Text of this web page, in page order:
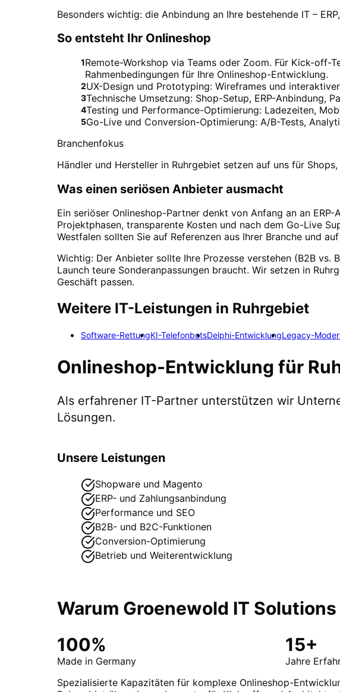
Besonders wichtig: die Anbindung an Ihre bestehende IT –
So entsteht Ihr Onlineshop
1Remote-Workshop via Teams oder Zoom. Für Kick-
Rahmenbedingungen für Ihre Onlineshop-Entwicklung.
2UX-Design und Prototyping: Wireframes und
3Technische Umsetzung: Shop-Setup, ERP-Anbindung,
4Testing und Performance-Optimierung: Ladezeiten,
5Go-Live und Conversion-Optimierung: A/B-Tests,
Branchenfokus
Händler und Hersteller in Ruhrgebiet setzen auf uns für
Was einen seriösen Anbieter ausmacht
Ein seriöser Onlineshop-Partner denkt von Anfang an an
Projektphasen, transparente Kosten und nach dem Go-Live
Westfalen sollten Sie auf Referenzen aus Ihrer Branche und
Wichtig: Der Anbieter sollte Ihre Prozesse verstehen (B2B vs.
Launch teure Sonderanpassungen braucht. Wir setzen in
Geschäft passen.
Weitere IT-Leistungen in Ruhrgebiet
Software-RettungKI-TelefonbotsDelphi-EntwicklungLegacy-
Onlineshop-Entwicklung für
Als erfahrener IT-Partner unterstützen wir
Lösungen.
Unsere Leistungen
Shopware und Magento
ERP- und Zahlungsanbindung
Performance und SEO
B2B- und B2C-Funktionen
Conversion-Optimierung
Betrieb und Weiterentwicklung
Warum Groenewold IT
100%
Made in Germany
15+
Jahre
Spezialisierte Kapazitäten für komplexe Onlineshop-